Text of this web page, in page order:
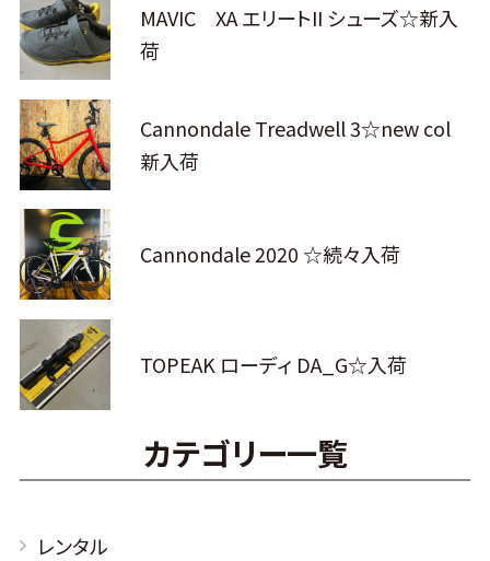
MAVIC XA エリートII シューズ☆新入
荷
Cannondale Treadwell 3☆new col
新入荷
Cannondale 2020 ☆続々入荷
TOPEAK ローディ DA_G☆入荷
カテゴリー一覧
レンタル